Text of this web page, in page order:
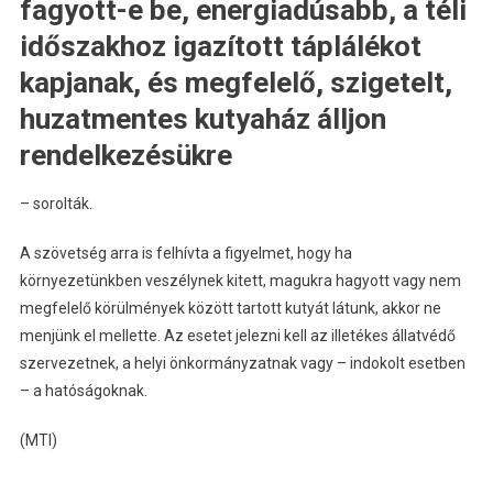
fagyott-e be, energiadúsabb, a téli
időszakhoz igazított táplálékot
kapjanak, és megfelelő, szigetelt,
huzatmentes kutyaház álljon
rendelkezésükre
– sorolták.
A szövetség arra is felhívta a figyelmet, hogy ha
környezetünkben veszélynek kitett, magukra hagyott vagy nem
megfelelő körülmények között tartott kutyát látunk, akkor ne
menjünk el mellette. Az esetet jelezni kell az illetékes állatvédő
szervezetnek, a helyi önkormányzatnak vagy – indokolt esetben
– a hatóságoknak.
(MTI)